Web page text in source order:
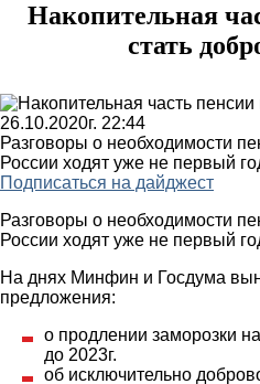
Накопительная
стать
26.10.2020г. 22:44
Разговоры о необходимости
России ходят уже не первый
Подписаться на дайджест
Разговоры о необходимости
России ходят уже не первый
На днях Минфин и Госдума
предложения:
о продлении заморозки
до 2023г.
об исключительно